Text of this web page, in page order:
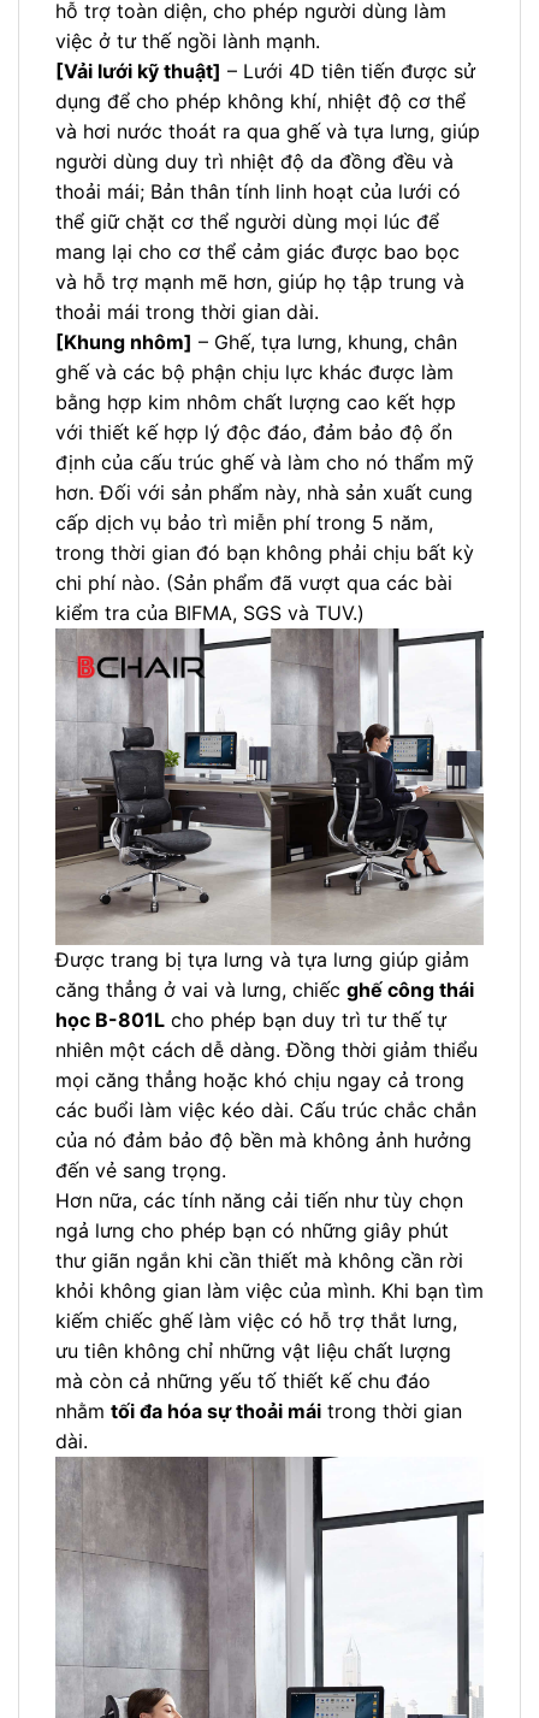
hỗ trợ toàn diện, cho phép người dùng làm
việc ở tư thế ngồi lành mạnh.
[Vải lưới kỹ thuật] – Lưới 4D tiên tiến được sử
dụng để cho phép không khí, nhiệt độ cơ thể
và hơi nước thoát ra qua ghế và tựa lưng, giúp
người dùng duy trì nhiệt độ da đồng đều và
thoải mái; Bản thân tính linh hoạt của lưới có
thể giữ chặt cơ thể người dùng mọi lúc để
mang lại cho cơ thể cảm giác được bao bọc
và hỗ trợ mạnh mẽ hơn, giúp họ tập trung và
thoải mái trong thời gian dài.
[Khung nhôm] – Ghế, tựa lưng, khung, chân
ghế và các bộ phận chịu lực khác được làm
bằng hợp kim nhôm chất lượng cao kết hợp
với thiết kế hợp lý độc đáo, đảm bảo độ ổn
định của cấu trúc ghế và làm cho nó thẩm mỹ
hơn. Đối với sản phẩm này, nhà sản xuất cung
cấp dịch vụ bảo trì miễn phí trong 5 năm,
trong thời gian đó bạn không phải chịu bất kỳ
chi phí nào. (Sản phẩm đã vượt qua các bài
kiểm tra của BIFMA, SGS và TUV.)
Được trang bị tựa lưng và tựa lưng giúp giảm
căng thẳng ở vai và lưng, chiếc ghế công thái
học B-801L cho phép bạn duy trì tư thế tự
nhiên một cách dễ dàng. Đồng thời giảm thiểu
mọi căng thẳng hoặc khó chịu ngay cả trong
các buổi làm việc kéo dài. Cấu trúc chắc chắn
của nó đảm bảo độ bền mà không ảnh hưởng
đến vẻ sang trọng.
Hơn nữa, các tính năng cải tiến như tùy chọn
ngả lưng cho phép bạn có những giây phút
thư giãn ngắn khi cần thiết mà không cần rời
khỏi không gian làm việc của mình. Khi bạn tìm
kiếm chiếc ghế làm việc có hỗ trợ thắt lưng,
ưu tiên không chỉ những vật liệu chất lượng
mà còn cả những yếu tố thiết kế chu đáo
nhằm tối đa hóa sự thoải mái trong thời gian
dài.